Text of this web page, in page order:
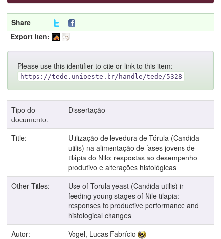
Share
Export iten:
Please use this identifier to cite or link to this item:
https://tede.unioeste.br/handle/tede/5328
Tipo do
documento:
Dissertação
Title:
Utilização de levedura de Tórula (Candida
utilis) na alimentação de fases jovens de
tilápia do Nilo: respostas ao desempenho
produtivo e alterações histológicas
Other Titles:
Use of Torula yeast (Candida utilis) in
feeding young stages of Nile tilapia:
responses to productive performance and
histological changes
Autor:
Vogel, Lucas Fabrício